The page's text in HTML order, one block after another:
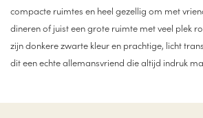
compacte ruimtes en heel gezellig om met
dineren of juist een grote ruimte met veel plek
zijn donkere zwarte kleur en prachtige, licht
dit een echte allemansvriend die altijd indruk